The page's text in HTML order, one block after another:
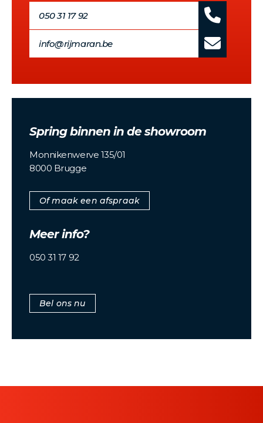
050 31 17 92
info@rijmaran.be
Spring binnen in de showroom
Monnikenwerve 135/01
8000 Brugge
Of maak een afspraak
Meer info?
050 31 17 92
Bel ons nu